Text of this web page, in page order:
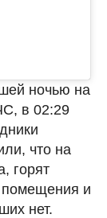
ночью на
в 02:29
что на
горят
помещения и
нет.